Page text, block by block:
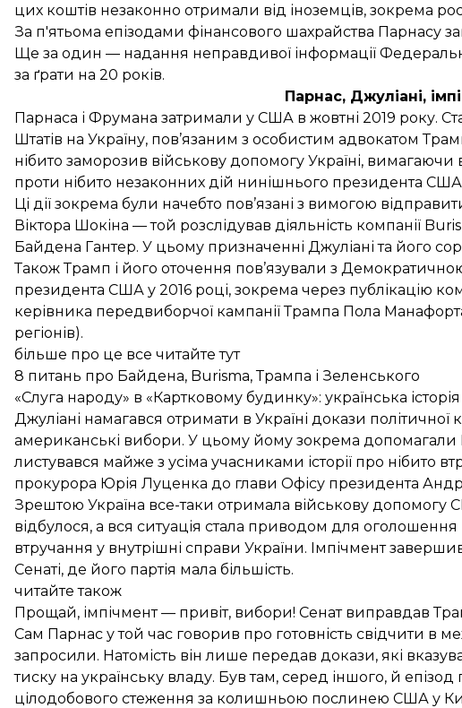
цих коштів незаконно отримали від іноземців, зокрема
За п'ятьома епізодами фінансового шахрайства Парнасу
Ще за один — надання неправдивої інформації
за ґрати на 20 років.
Парнас, Джуліані,
Парнаса і Фрумана затримали у США в жовтні 2019 року.
Штатів на Україну, пов’язаним з особистим адвокатом
нібито заморозив військову допомогу Україні,
проти нібито незаконних дій нинішнього президента
Ці дії зокрема були начебто пов’язані з вимогою
Віктора Шокіна — той розслідував діяльність компанії
Байдена Гантер. У цьому призначенні Джуліані та його
Також Трамп і його оточення пов’язували з
президента США у 2016 році, зокрема через публікацію
керівника передвиборчої кампанії Трампа Пола
регіонів).
більше про це все читайте тут
8 питань про Байдена, Burisma, Трампа і Зеленського
«Слуга народу» в «Картковому будинку»: українська
Джуліані намагався отримати в Україні докази політичної
американські вибори. У цьому йому зокрема допомагали
листувався майже з усіма учасниками історії про нібито
прокурора Юрія Луценка до глави Офісу президента
Зрештою Україна все-таки отримала військову допомогу
відбулося, а вся ситуація стала приводом для
втручання у внутрішні справи України. Імпічмент
Сенаті, де його партія мала більшість.
читайте також
Прощай, імпічмент — привіт, вибори! Сенат виправдав
Сам Парнас у той час говорив про готовність свідчити в
запросили. Натомість він лише передав докази, які
тиску на українську владу. Був там, серед іншого, й
цілодобового стеження за колишньою послинею США у